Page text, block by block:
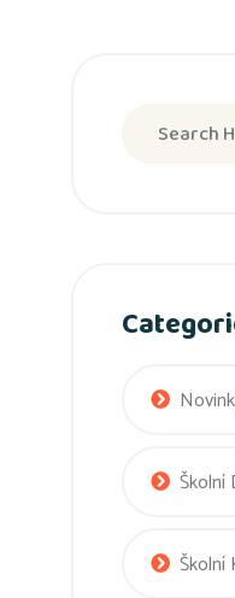
Školní
Školní